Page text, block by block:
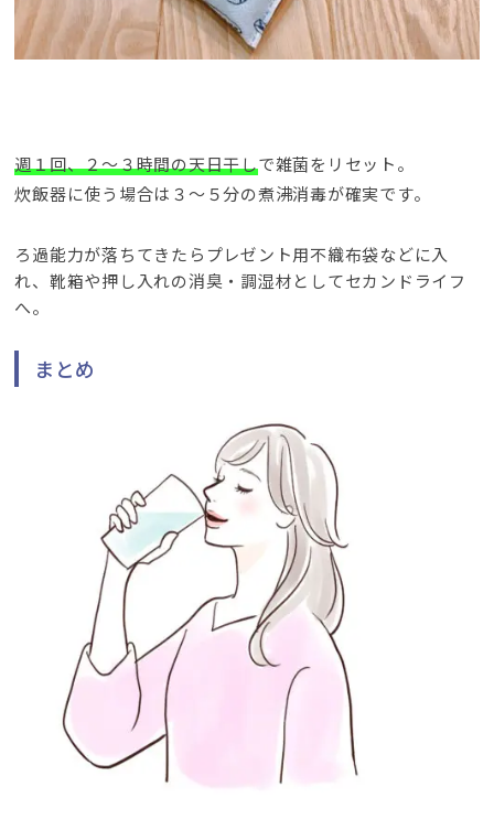
週１回、２～３時間の天日干しで雑菌をリセット。
炊飯器に使う場合は３～５分の煮沸消毒が確実です。
ろ過能力が落ちてきたらプレゼント用不織布袋などに入
れ、靴箱や押し入れの消臭・調湿材としてセカンドライフ
へ。
まとめ